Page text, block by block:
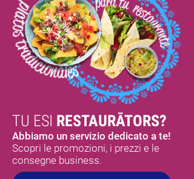
TU ESI RESTAURĀTORS?
Abbiamo un servizio dedicato a te!
Scopri le promozioni, i prezzi e le
consegne business.